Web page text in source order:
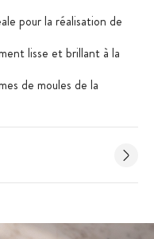
pour la réalisation de
lisse et brillant à la
de moules de la
en chocolat ou
adapté et de
des moules